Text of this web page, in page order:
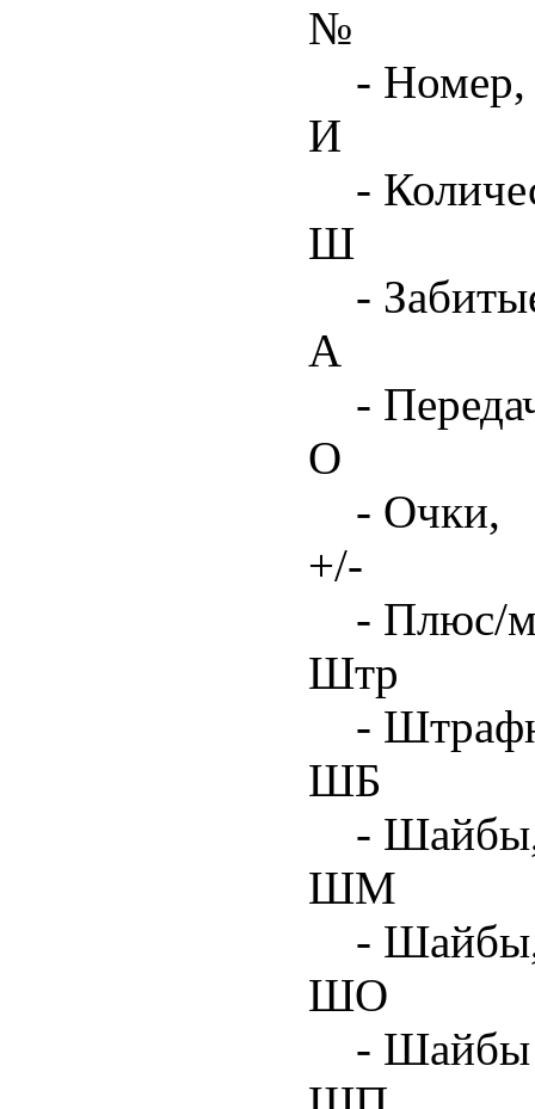
№
- Номер,
И
-
Ш
-
А
-
О
- Очки,
+/-
- Плюс/
Штр
-
ШБ
- Шайбы,
ШМ
- Шайбы,
ШО
- Шайбы